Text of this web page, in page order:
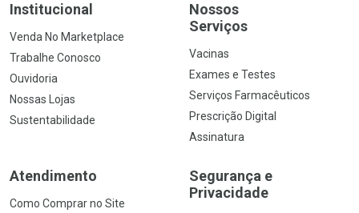
Institucional
Venda No Marketplace
Trabalhe Conosco
Ouvidoria
Nossas Lojas
Sustentabilidade
Nossos
Serviços
Vacinas
Exames e Testes
Serviços Farmacêuticos
Prescrição Digital
Assinatura
Atendimento
Como Comprar no Site
Segurança e
Privacidade